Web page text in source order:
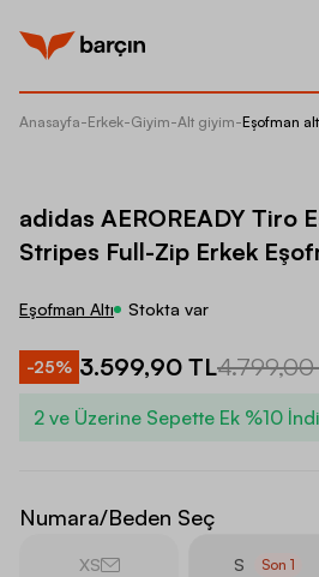
Anasayfa-Erkek-Giyim-Alt giyim-Eşofman
adidas AEROREADY Tiro
Stripes Full-Zip Erkek
Eşofman Altı Stokta var
-25% 3.599,90 TL4.799,00
2 ve Üzerine Sepette Ek %10
Numara/Beden Seç
XS S Son1